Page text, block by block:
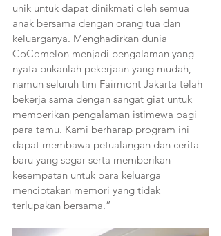
unik untuk dapat dinikmati oleh semua
anak bersama dengan orang tua dan
keluarganya. Menghadirkan dunia
CoComelon menjadi pengalaman yang
nyata bukanlah pekerjaan yang mudah,
namun seluruh tim Fairmont Jakarta telah
bekerja sama dengan sangat giat untuk
memberikan pengalaman istimewa bagi
para tamu. Kami berharap program ini
dapat membawa petualangan dan cerita
baru yang segar serta memberikan
kesempatan untuk para keluarga
menciptakan memori yang tidak
terlupakan bersama.”